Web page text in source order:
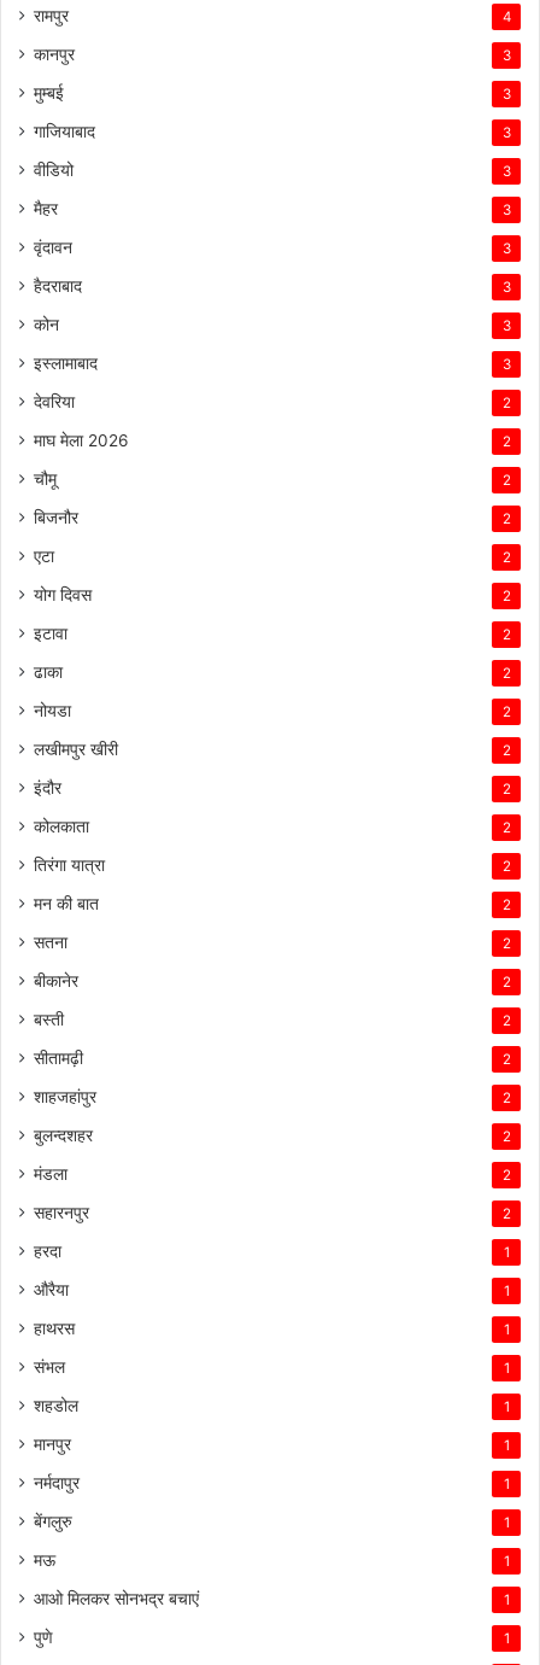
रामपुर 4
कानपुर 3
मुम्बई 3
गाजियाबाद 3
वीडियो 3
मैहर 3
वृंदावन 3
हैदराबाद 3
कोन 3
इस्लामाबाद 3
देवरिया 2
माघ मेला 2026 2
चौमू 2
बिजनौर 2
एटा 2
योग दिवस 2
इटावा 2
ढाका 2
नोयडा 2
लखीमपुर खीरी 2
इंदौर 2
कोलकाता 2
तिरंगा यात्रा 2
मन की बात 2
सतना 2
बीकानेर 2
बस्ती 2
सीतामढ़ी 2
शाहजहांपुर 2
बुलन्दशहर 2
मंडला 2
सहारनपुर 2
हरदा 1
औरैया 1
हाथरस 1
संभल 1
शहडोल 1
मानपुर 1
नर्मदापुर 1
बेंगलुरु 1
मऊ 1
आओ मिलकर सोनभद्र बचाएं 1
पुणे 1